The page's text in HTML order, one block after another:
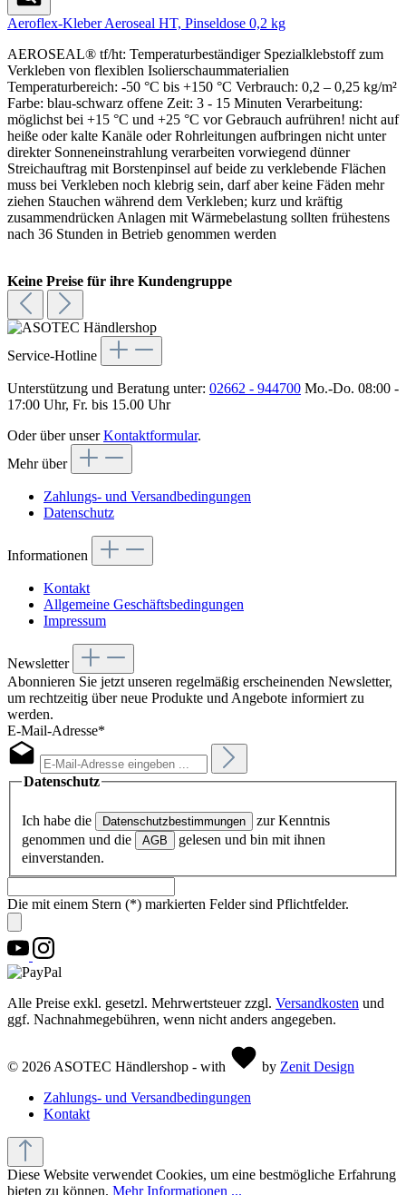
Aeroflex-Kleber Aeroseal HT, Pinseldose 0,2 kg
AEROSEAL® tf/ht: Temperaturbeständiger Spezialklebstoff zum
Verkleben von flexiblen Isolierschaummaterialien
Temperaturbereich: -50 °C bis +150 °C Verbrauch: 0,2 – 0,25 kg/m²
Farbe: blau-schwarz offene Zeit: 3 - 15 Minuten Verarbeitung:
möglichst bei +15 °C und +25 °C vor Gebrauch aufrühren! nicht auf
heiße oder kalte Kanäle oder Rohrleitungen aufbringen nicht unter
direkter Sonneneinstrahlung verarbeiten vorwiegend dünner
Streichauftrag mit Borstenpinsel auf beide zu verklebende Flächen
muss bei Verkleben noch klebrig sein, darf aber keine Fäden mehr
ziehen Stauchen während dem Verkleben; kurz und kräftig
zusammendrücken Anlagen mit Wärmebelastung sollten frühestens
nach 36 Stunden in Betrieb genommen werden
Keine Preise für ihre Kundengruppe
Service-Hotline
Unterstützung und Beratung unter: 02662 - 944700 Mo.-Do. 08:00 -
17:00 Uhr, Fr. bis 15.00 Uhr
Oder über unserKontaktformular.
Mehr über
Zahlungs- und Versandbedingungen
Datenschutz
Informationen
Kontakt
Allgemeine Geschäftsbedingungen
Impressum
Newsletter
Abonnieren Sie jetzt unseren regelmäßig erscheinenden Newsletter,
um rechtzeitig über neue Produkte und Angebote informiert zu
werden.
E-Mail-Adresse*
Datenschutz
Ich habe die Datenschutzbestimmungen
zur Kenntnis
genommen und die
AGB
gelesen und bin mit ihnen
einverstanden.
Die mit einem Stern (*) markierten Felder sind Pflichtfelder.
Alle Preise exkl. gesetzl. Mehrwertsteuer zzgl. Versandkosten und
ggf. Nachnahmegebühren, wenn nicht anders angegeben.
© 2026 ASOTEC Händlershop - with by Zenit Design
Zahlungs- und Versandbedingungen
Kontakt
Diese Website verwendet Cookies, um eine bestmögliche Erfahrung
bieten zu können. Mehr Informationen ...